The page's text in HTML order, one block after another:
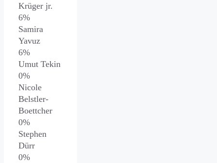
Krüger jr.
6%
Samira
Yavuz
6%
Umut Tekin
0%
Nicole
Belstler-
Boettcher
0%
Stephen
Dürr
0%